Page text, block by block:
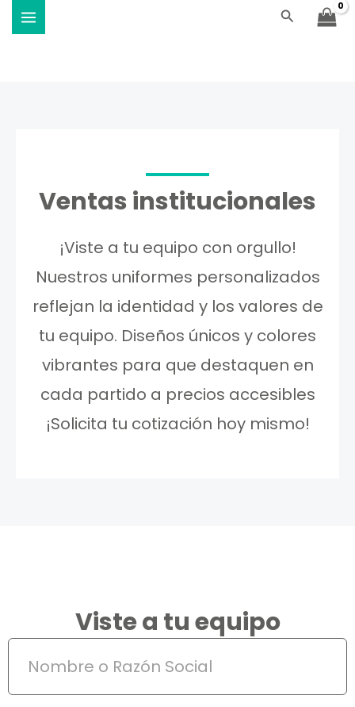
Buscar
Ventas institucionales
¡Viste a tu equipo con orgullo!
Nuestros uniformes personalizados
reflejan la identidad y los valores de
tu equipo. Diseños únicos y colores
vibrantes para que destaquen en
cada partido a precios accesibles
¡Solicita tu cotización hoy mismo!
Viste a tu equipo